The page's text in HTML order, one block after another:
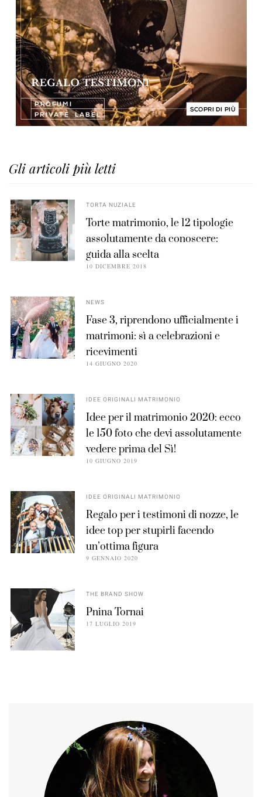
Gli articoli più letti
TORTA NUZIALE
Torte matrimonio, le 12 tipologie
assolutamente da conoscere:
guida alla scelta
10 DICEMBRE 2018
NEWS
Fase 3, riprendono ufficialmente i
matrimoni: sì a celebrazioni e
ricevimenti
14 GIUGNO 2020
IDEE ORIGINALI MATRIMONIO
Idee per il matrimonio 2020: ecco
le 150 foto che devi assolutamente
vedere prima del Sì!
10 GIUGNO 2019
IDEE ORIGINALI MATRIMONIO
Regalo per i testimoni di nozze, le
idee top per stupirli facendo
un’ottima figura
9 GENNAIO 2020
THE BRAND SHOW
Pnina Tornai
17 LUGLIO 2019